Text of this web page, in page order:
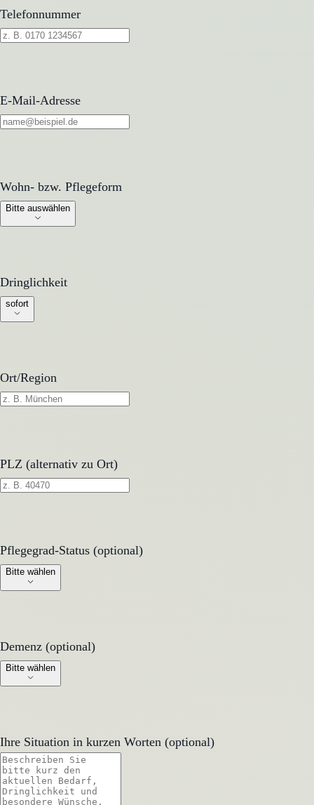
Telefonnummer
E-Mail-Adresse
Wohn- bzw. Pflegeform
Wohn- bzw. Pflegeform
Bitte auswählen
Dringlichkeit
Dringlichkeit
sofort
Ort/Region
PLZ (alternativ zu Ort)
Pflegegrad-Status (optional)
Pflegegrad-Status (optional)
Bitte wählen
Demenz (optional)
Demenz (optional)
Bitte wählen
Ihre Situation in kurzen Worten (optional)